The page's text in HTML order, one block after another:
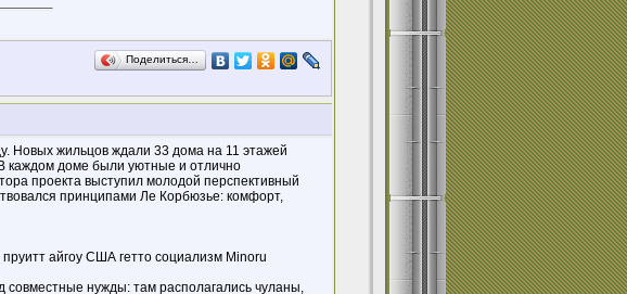
Поделиться…
Новых жильцов ждали 33 дома на 11 этажей
каждом доме были уютные и отлично
проекта выступил молодой перспективный
принципами Ле Корбюзье: комфорт,
айгоу США гетто социализм Minoru
нужды: там располагались чуланы,